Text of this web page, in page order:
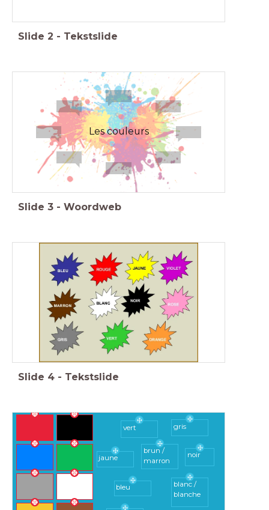
Slide 2 - Tekstslide
Les couleurs
Slide 3 - Woordweb
Slide 4 - Tekstslide
vert
brun /
marron
jaune
blanc /
blanche
bleu
gris
noir